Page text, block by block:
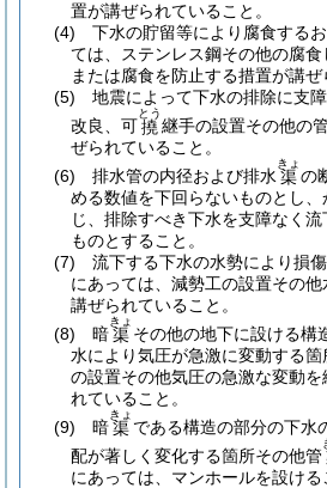
置が講ぜられていること。
(4)
下水の貯留等により腐食する
ては、ステンレス鋼その他の腐食
または腐食を防止する措置が講ぜ
(5)
地震によって下水の排除に支
改良、可撓
とう
継手の設置その他の
ぜられていること。
(6)
排水管の内径および排水 渠
きょ
の
める数値を下回らないものとし
じ、排除すべき下水を支障なく
ものとすること。
(7)
流下する下水の水勢により損
にあっては、減勢工の設置その
講ぜられていること。
(8)
暗渠
きょ
その他の地下に設ける構
水により気圧が急激に変動する
の設置その他気圧の急激な変動
れていること。
(9)
暗渠
きょ
である構造の部分の下水
配が著しく変化する箇所その他管
にあっては、マンホールを設ける